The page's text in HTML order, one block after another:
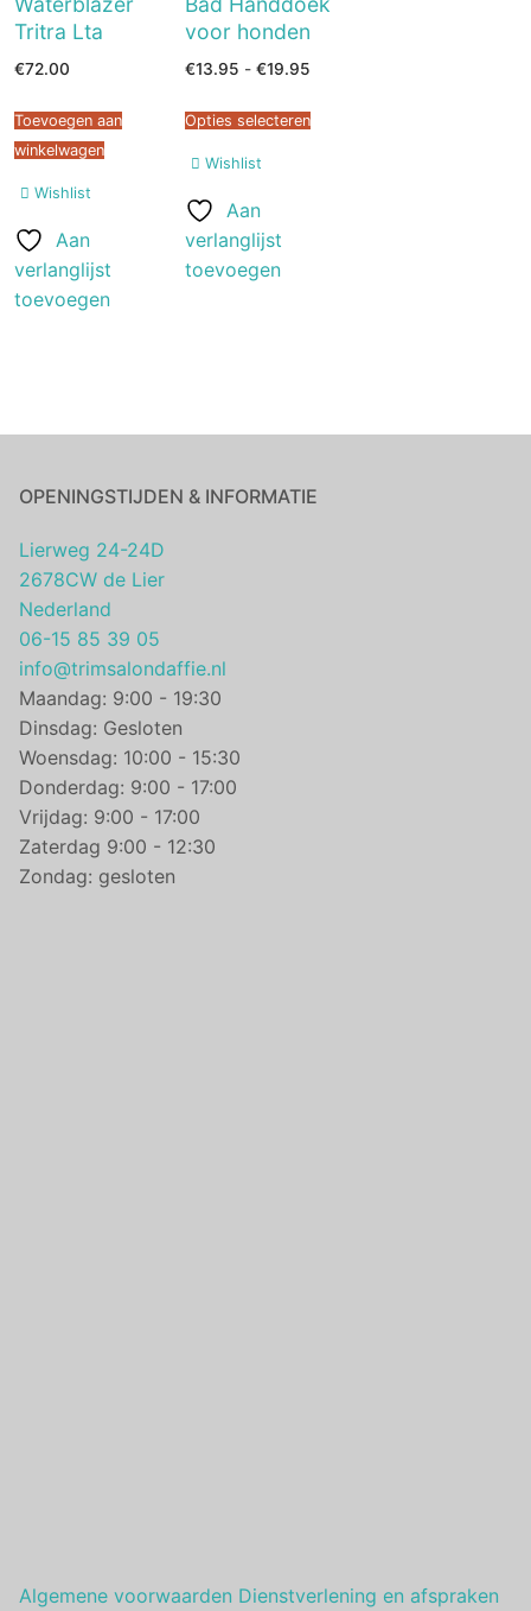
Tritra Lta
€72.00
Toevoegen aan
winkelwagen
Wishlist
Aan
verlanglijst
toevoegen
voor honden
€13.95 - €19.95Prijsklasse:
€19.95
Opties selecteren
Wishlist
Aan
verlanglijst
toevoegen
OPENINGSTIJDEN & INFORMATIE
Lierweg 24-24D
2678CW de Lier
Nederland
06-15 85 39 05
info@trimsalondaffie.nl
Maandag: 9:00 - 19:30
Dinsdag: Gesloten
Woensdag: 10:00 - 15:30
Donderdag: 9:00 - 17:00
Vrijdag: 9:00 - 17:00
Zaterdag 9:00 - 12:30
Zondag: gesloten
Algemene voorwaarden Dienstverlening en afspraken